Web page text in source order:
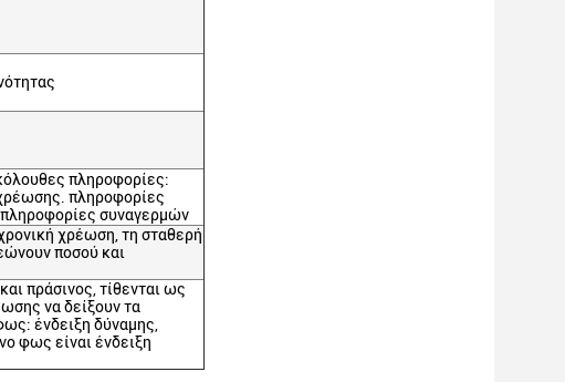
πληροφορίες:
πληροφορίες
συναγερμών
χρέωση, τη σταθερή
ποσού και
πράσινος, τίθενται ως
να δείξουν τα
ένδειξη δύναμης,
φως είναι ένδειξη